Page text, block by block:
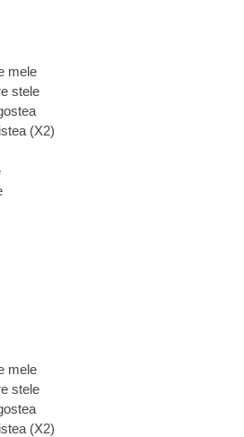
mele
stele
(X2)
mele
stele
(X2)